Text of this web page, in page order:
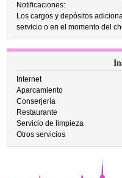
Notificaciones:
Los cargos y depósitos
servicio o en el momento del
Internet
Aparcamiento
Conserjería
Restaurante
Servicio de limpieza
Otros servicios